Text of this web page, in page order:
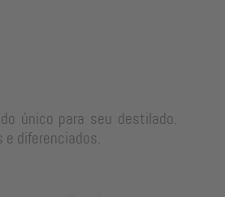
único para seu destilado.
e diferenciados.